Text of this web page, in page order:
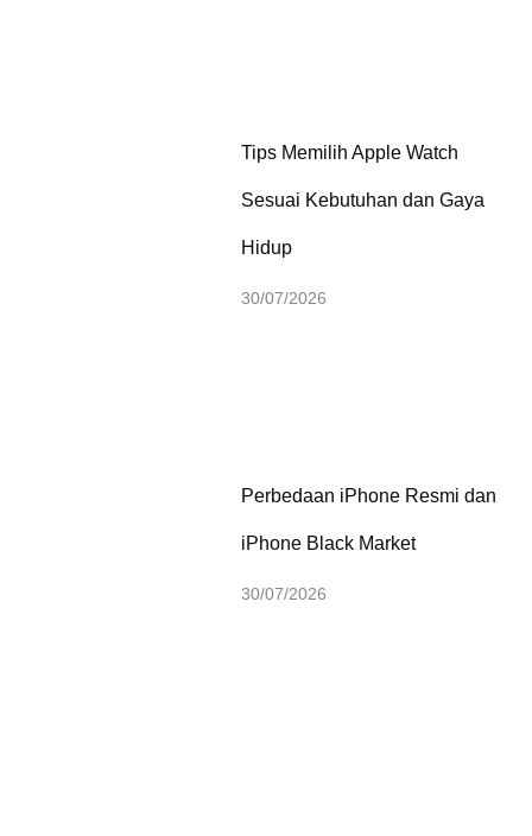
Tips Memilih Apple Watch
Sesuai Kebutuhan dan Gaya
Hidup
30/07/2026
Perbedaan iPhone Resmi dan
iPhone Black Market
30/07/2026